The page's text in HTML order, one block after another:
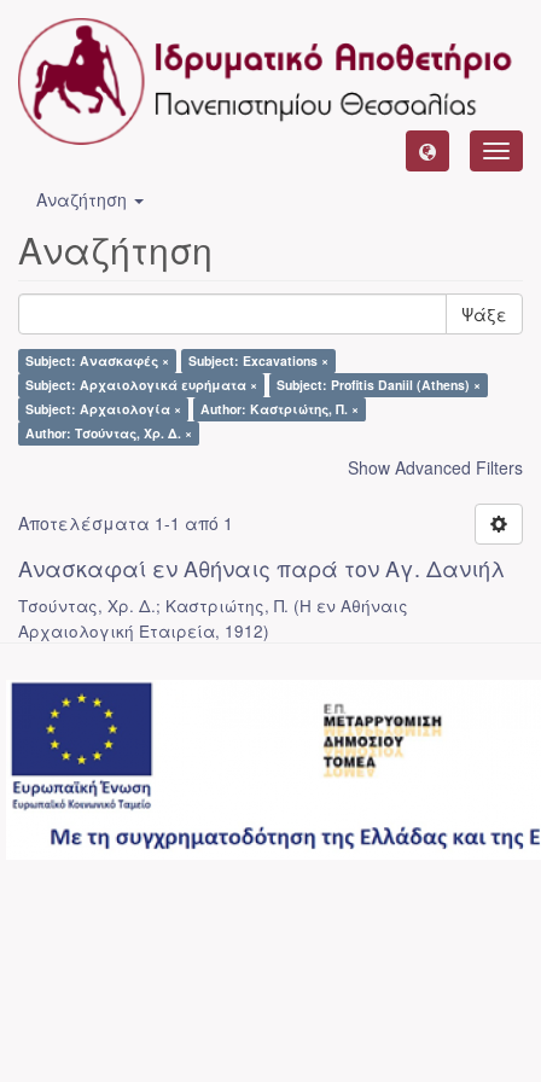
Αναζήτηση
Αναζήτηση
Ψάξε
Subject: Ανασκαφές ×
Subject: Excavations ×
Subject: Αρχαιολογικά ευρήματα ×
Subject: Profitis Daniil (Athens) ×
Subject: Αρχαιολογία ×
Author: Καστριώτης, Π. ×
Author: Τσούντας, Χρ. Δ. ×
Show Advanced Filters
Αποτελέσματα 1-1 από 1
Ανασκαφαί εν Αθήναις παρά τον Αγ. Δανιήλ
Τσούντας, Χρ. Δ.; Καστριώτης, Π. (Η εν Αθήναις
Αρχαιολογική Εταιρεία, 1912)